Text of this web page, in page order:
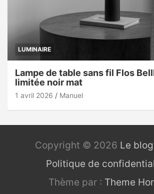
LUMINAIRE
Lampe de table sans fil Flos
limitée noir mat
1 avril 2026 Manuel
Copyright © 2026 Le
Politique de
Thème par : Theme